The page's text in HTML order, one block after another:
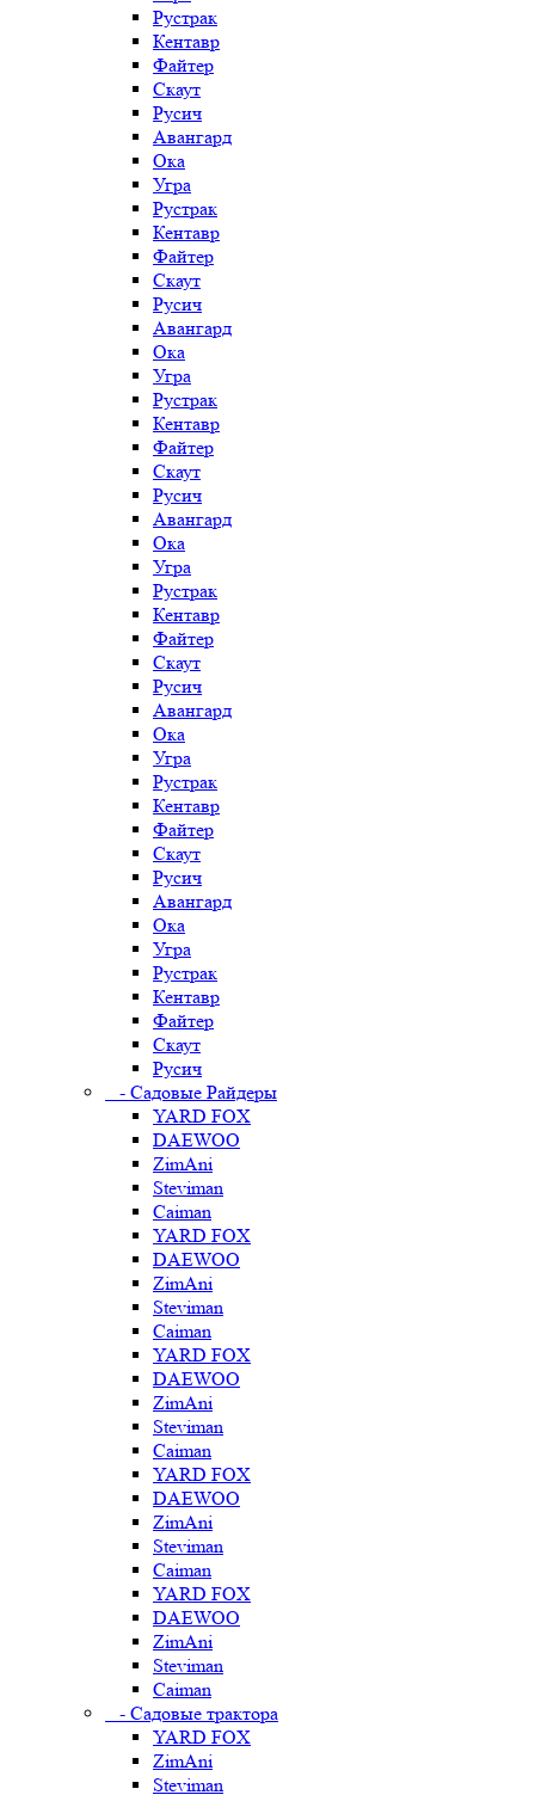
Рустрак
Кентавр
Файтер
Скаут
Русич
Авангард
Ока
Угра
Рустрак
Кентавр
Файтер
Скаут
Русич
Авангард
Ока
Угра
Рустрак
Кентавр
Файтер
Скаут
Русич
Авангард
Ока
Угра
Рустрак
Кентавр
Файтер
Скаут
Русич
Авангард
Ока
Угра
Рустрак
Кентавр
Файтер
Скаут
Русич
Авангард
Ока
Угра
Рустрак
Кентавр
Файтер
Скаут
Русич
- Садовые Райдеры
YARD FOX
DAEWOO
ZimAni
Steviman
Caiman
YARD FOX
DAEWOO
ZimAni
Steviman
Caiman
YARD FOX
DAEWOO
ZimAni
Steviman
Caiman
YARD FOX
DAEWOO
ZimAni
Steviman
Caiman
YARD FOX
DAEWOO
ZimAni
Steviman
Caiman
- Садовые трактора
YARD FOX
ZimAni
Steviman